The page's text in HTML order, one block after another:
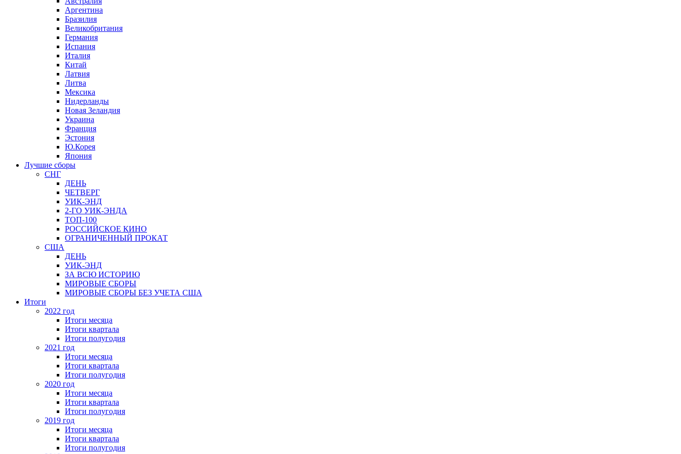
Аргентина
Бразилия
Великобритания
Германия
Испания
Италия
Китай
Латвия
Литва
Мексика
Нидерланды
Новая Зеландия
Украина
Франция
Эстония
Ю.Корея
Япония
Лучшие сборы
СНГ
ДЕНЬ
ЧЕТВЕРГ
УИК-ЭНД
2-ГО УИК-ЭНДА
ТОП-100
РОССИЙСКОЕ КИНО
ОГРАНИЧЕННЫЙ ПРОКАТ
США
ДЕНЬ
УИК-ЭНД
ЗА ВСЮ ИСТОРИЮ
МИРОВЫЕ СБОРЫ
МИРОВЫЕ СБОРЫ БЕЗ УЧЕТА США
Итоги
2022 год
Итоги месяца
Итоги квартала
Итоги полугодия
2021 год
Итоги месяца
Итоги квартала
Итоги полугодия
2020 год
Итоги месяца
Итоги квартала
Итоги полугодия
2019 год
Итоги месяца
Итоги квартала
Итоги полугодия